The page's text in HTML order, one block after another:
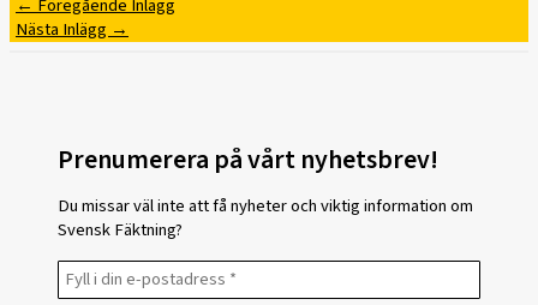
← Föregående Inlägg
Nästa Inlägg →
Prenumerera på vårt nyhetsbrev!
Du missar väl inte att få nyheter och viktig information om
Svensk Fäktning?